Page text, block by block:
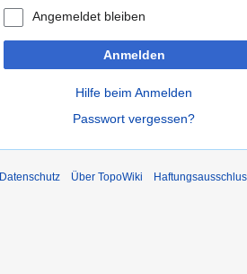
Angemeldet bleiben
Anmelden
Hilfe beim Anmelden
Passwort vergessen?
Datenschutz Über TopoWiki